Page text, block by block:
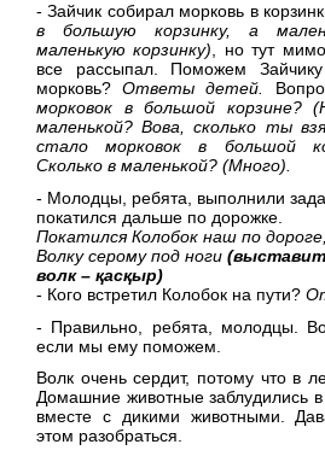
- Зайчик собирал морковь в
в большую корзинку, а
маленькую корзинку), но тут
все рассыпал. Поможем
морковь?Ответы детей.
морковок в большой корзине?
маленькой? Вова, сколько ты
стало морковок в большой
Сколько в маленькой? (Много).
- Молодцы, ребята, выполнили
покатился дальше по дорожке.
Покатился Колобок наш по дороге,
Волку серому под ноги
волк – қасқыр)
- Кого встретил Колобок на пути?
- Правильно, ребята, молодцы.
если мы ему поможем.
Волк очень сердит, потому что в
Домашние животные заблудились
вместе с дикими животными.
этом разобраться.